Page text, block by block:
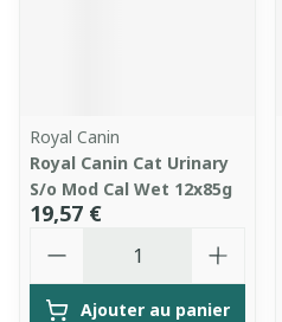
Royal Canin
Royal Canin Cat Urinary
S/o Mod Cal Wet 12x85g
19,57 €
Ajouter au panier